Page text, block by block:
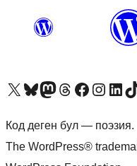
Visit our X (formerly Twitter) account
Visit our Bluesky account
Биздин Mastodon түрмөгүбүзгө баш багыңыз
Visit our Threads account
Биздин Facebook баракчабызга кириңиз
Биздин InstagramБиздин LinkedIn
Visit
Код деген бул — поэзия.
The WordPress®